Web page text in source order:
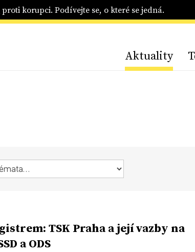
proti korupci. Podívejte se, o které se jedná.
Aktuality
TSK Praha a její vazby na
a ODS